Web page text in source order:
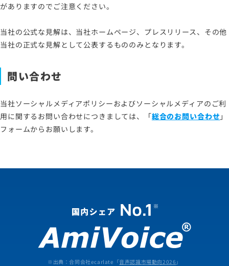
がありますのでご注意ください。
当社の公式な見解は、当社ホームページ、プレスリリース、その他
当社の正式な見解として公表するもののみとなります。
問い合わせ
当社ソーシャルメディアポリシーおよびソーシャルメディアのご利
用に関するお問い合わせにつきましては、「総合のお問い合わせ 」
フォームからお願いします。
※出典：合同会社ecarlate「音声認識市場動向2026 」